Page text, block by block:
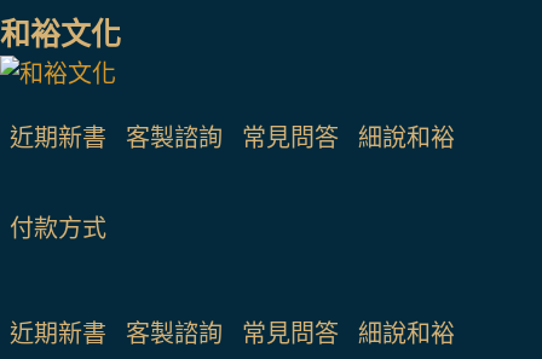
Skip
to
content
和裕文化
近期新書 客製諮詢 常見問答 細說和裕
付款方式
近期新書 客製諮詢 常見問答 細說和裕